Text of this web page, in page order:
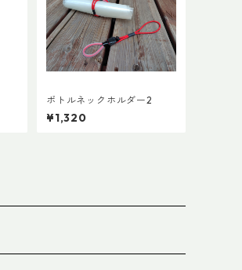
ボトルネックホルダー2
¥1,320